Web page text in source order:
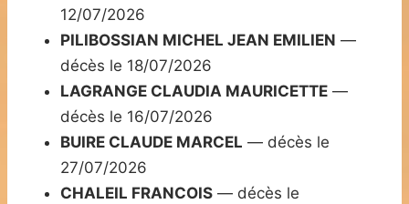
12/07/2026
PILIBOSSIAN MICHEL JEAN EMILIEN —
décès le 18/07/2026
LAGRANGE CLAUDIA MAURICETTE —
décès le 16/07/2026
BUIRE CLAUDE MARCEL — décès le
27/07/2026
CHALEIL FRANCOIS — décès le